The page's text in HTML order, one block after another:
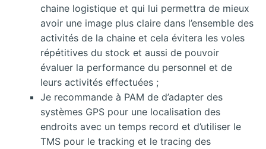
chaine logistique et qui lui permettra de mieux
avoir une image plus claire dans l’ensemble des
activités de la chaine et cela évitera les voles
répétitives du stock et aussi de pouvoir
évaluer la performance du personnel et de
leurs activités effectuées ;
Je recommande à PAM de d’adapter des
systèmes GPS pour une localisation des
endroits avec un temps record et d’utiliser le
TMS pour le tracking et le tracing des